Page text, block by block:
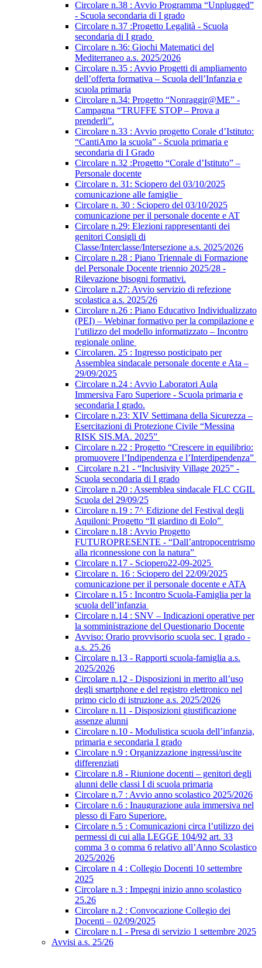
Circolare n.38 : Avvio Programma “Unplugged”
- Scuola secondaria di I grado
Circolare n.37 :Progetto Legalità - Scuola
secondaria di I grado
Circolare n.36: Giochi Matematici del
Mediterraneo a.s. 2025/2026
Circolare n.35 : Avvio Progetti di ampliamento
dell’offerta formativa – Scuola dell’Infanzia e
scuola primaria
Circolare n.34: Progetto “Nonraggir@ME” -
Campagna “TRUFFE STOP – Prova a
prenderli”.
Circolare n.33 : Avvio progetto Corale d’Istituto:
“CantiAmo la scuola” - Scuola primaria e
secondaria di I Grado
Circolare n.32 :Progetto “Corale d’Istituto” –
Personale docente
Circolare n. 31: Sciopero del 03/10/2025
comunicazione alle famiglie
Circolare n. 30 : Sciopero del 03/10/2025
comunicazione per il personale docente e AT
Circolare n.29: Elezioni rappresentanti dei
genitori Consigli di
Classe/Interclasse/Intersezione a.s. 2025/2026
Circolare n.28 : Piano Triennale di Formazione
del Personale Docente triennio 2025/28 -
Rilevazione bisogni formativi.
Circolare n.27: Avvio servizio di refezione
scolastica a.s. 2025/26
Circolare n.26 : Piano Educativo Individualizzato
(PEI) – Webinar formativo per la compilazione e
l’utilizzo del modello informatizzato – Incontro
regionale online
Circolaren. 25 : Ingresso posticipato per
Assemblea sindacale personale docente e Ata –
29/09/2025
Circolare n.24 : Avvio Laboratori Aula
Immersiva Faro Superiore - Scuola primaria e
secondaria I grado.
Circolare n.23: XIV Settimana della Sicurezza –
Esercitazioni di Protezione Civile “Messina
RISK SIS.MA. 2025”
Circolare n.22 : Progetto “Crescere in equilibrio:
promuovere l’Indipendenza e l’Interdipendenza”
Circolare n.21 - “Inclusivity Village 2025” -
Scuola secondaria di I grado
Circolare n.20 : Assemblea sindacale FLC CGIL
Scuola del 29/09/25
Circolare n.19 : 7^ Edizione del Festival degli
Aquiloni: Progetto “Il giardino di Eolo”
Circolare n.18 : Avvio Progetto
FUTUROPRESENTE - “Dall’antropocentrismo
alla riconnessione con la natura”
Circolare n.17 - Sciopero22-09-2025
Circolare n. 16 : Sciopero del 22/09/2025
comunicazione per il personale docente e ATA
Circolare n.15 : Incontro Scuola-Famiglia per la
scuola dell’infanzia
Circolare n.14 : SNV – Indicazioni operative per
la somministrazione del Questionario Docente
Avviso: Orario provvisorio scuola sec. I grado -
a.s. 25.26
Circolare n.13 - Rapporti scuola-famiglia a.s.
2025/2026
Circolare n.12 - Disposizioni in merito all’uso
degli smartphone e del registro elettronico nel
primo ciclo di istruzione a.s. 2025/2026
Circolare n.11 - Disposizioni giustificazione
assenze alunni
Circolare n.10 - Modulistica scuola dell’infanzia,
primaria e secondaria I grado
Circolare n.9 : Organizzazione ingressi/uscite
differenziati
Circolare n.8 - Riunione docenti – genitori degli
alunni delle classi I di scuola primaria
Circolare n.7 : Avvio anno scolastico 2025/2026
Circolare n.6 : Inaugurazione aula immersiva nel
plesso di Faro Superiore.
Circolare n.5 : Comunicazioni circa l’utilizzo dei
permessi di cui alla LEGGE 104/92 art. 33
comma 3 o comma 6 relativo all’Anno Scolastico
2025/2026
Circolare n 4 : Collegio Docenti 10 settembre
2025
Circolare n.3 : Impegni inizio anno scolastico
25.26
Circolare n.2 : Convocazione Collegio dei
Docenti – 02/09/2025
Circolare n.1 - Presa di servizio 1 settembre 2025
Avvisi a.s. 25/26